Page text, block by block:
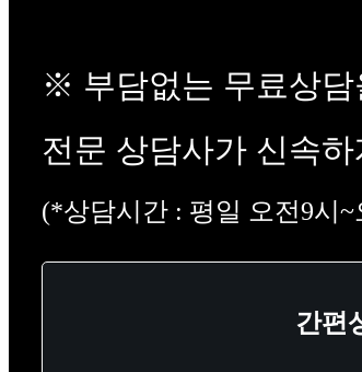
※ 부담없는 무료상담
전문 상담사가 신속
(*상담시간 : 평일 오전9시~
간편